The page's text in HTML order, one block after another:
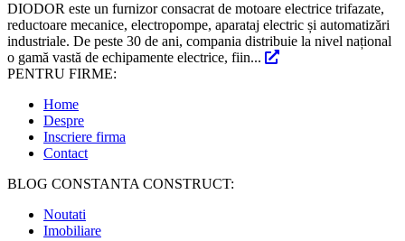
DIODOR este un furnizor consacrat de motoare electrice trifazate,
reductoare mecanice, electropompe, aparataj electric și automatizări
industriale. De peste 30 de ani, compania distribuie la nivel național
o gamă vastă de echipamente electrice, fiin...
PENTRU FIRME:
Home
Despre
Inscriere firma
Contact
BLOG CONSTANTA CONSTRUCT:
Noutati
Imobiliare